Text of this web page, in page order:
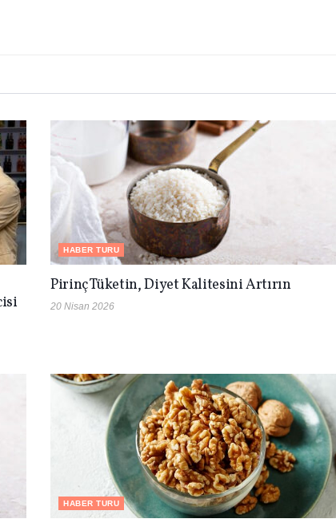
HABER TURU
Pirinç Tüketin, Diyet Kalitesini Artırın
20 Nisan 2026
HABER TURU